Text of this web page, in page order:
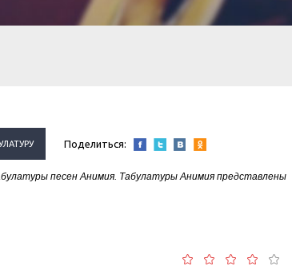
Поделиться:
песен Анимия. Табулатуры Анимия представлены